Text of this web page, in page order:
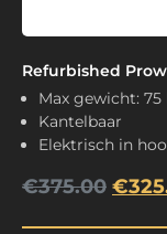
Refurbished
Max gewicht: 75
Kantelbaar
Elektrisch in
€375.00 €